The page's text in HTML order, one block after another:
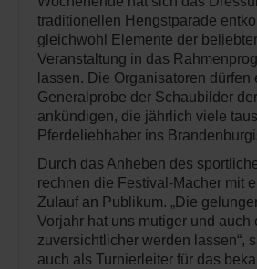
traditionellen Hengstparade
gleichwohl Elemente der
Veranstaltung in das
lassen. Die Organisatoren dürfen
Generalprobe der Schaubilder
ankündigen, die jährlich viele
Pferdeliebhaber ins
Durch das Anheben des
rechnen die Festival-Macher mit
Zulauf an Publikum. „Die
Vorjahr hat uns mutiger und auch
zuversichtlicher werden lassen“,
auch als Turnierleiter für das